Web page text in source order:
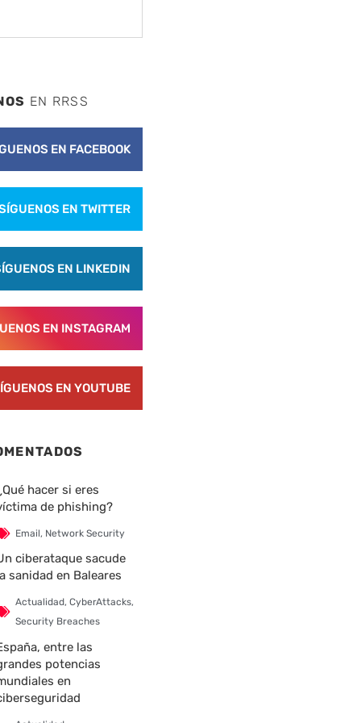
EN RRSS
EN FACEBOOK
EN TWITTER
EN LINKEDIN
EN INSTAGRAM
EN YOUTUBE
hacer si eres
de phishing?
Email, Network Security
ciberataque sacude
sanidad en Baleares
Actualidad, CyberAttacks,
Security Breaches
entre las
potencias
en